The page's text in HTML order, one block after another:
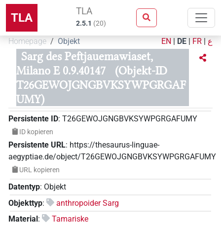
TLA TLA
2.5.1 (20)
Homepage Objekt EN | DE | FR | ع
Sarg des Peftjauemawiaset,
Milano E 0.9.40147
(Objekt-ID
T26GEWOJGNGBVKSYWPGRGAF
UMY)
Persistente ID: T26GEWOJGNGBVKSYWPGRGAFUMY
ID kopieren
Persistente URL: https://thesaurus-linguae-
aegyptiae.de/object/T26GEWOJGNGBVKSYWPGRGAFUMY
URL kopieren
Datentyp: Objekt
Objekttyp:
anthropoider Sarg
Material:
Tamariske